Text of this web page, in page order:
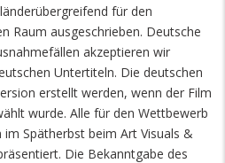
für den
Raum ausgeschrieben. Deutsche
akzeptieren wir
Untertiteln. Die deutschen
erstellt werden, wenn der Film
wurde. Alle für den Wettbewerb
Spätherbst beim Art Visuals &
Die Bekanntgabe des